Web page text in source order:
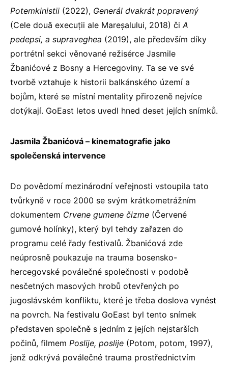
Potemkinistii (2022), Generál dvakrát popravený
(Cele două execuții ale Mareșalului, 2018) čiA
pedepsi, a supraveghea (2019), ale především díky
portrétní sekci věnované režisérce Jasmile
Žbanićové z Bosny a Hercegoviny. Ta se ve své
tvorbě vztahuje k historii balkánského území a
bojům, které se místní mentality přirozeně nejvíce
dotýkají. GoEast letos uvedl hned deset jejích snímků.
Jasmila Žbanićová – kinematografie jako
společenská intervence
Do povědomí mezinárodní veřejnosti vstoupila tato
tvůrkyně v roce 2000 se svým krátkometrážním
dokumentem Crvene gumene čizme (Červené
gumové holínky), který byl tehdy zařazen do
programu celé řady festivalů. Žbanićová zde
neúprosně poukazuje na trauma bosensko-
hercegovské poválečné společnosti v podobě
nesčetných masových hrobů otevřených po
jugoslávském konfliktu, které je třeba doslova vynést
na povrch. Na festivalu GoEast byl tento snímek
představen společně s jedním z jejích nejstarších
počinů, filmem Poslije, poslije (Potom, potom, 1997),
jenž odkrývá poválečné trauma prostřednictvím